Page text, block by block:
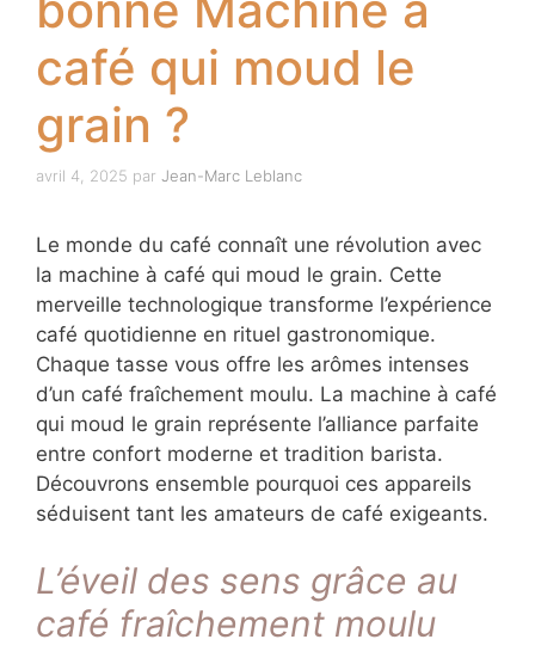
café qui moud le
grain ?
avril 4, 2025 par Jean-Marc Leblanc
Le monde du café connaît une révolution avec
la machine à café qui moud le grain. Cette
merveille technologique transforme l’expérience
café quotidienne en rituel gastronomique.
Chaque tasse vous offre les arômes intenses
d’un café fraîchement moulu. La machine à café
qui moud le grain représente l’alliance parfaite
entre confort moderne et tradition barista.
Découvrons ensemble pourquoi ces appareils
séduisent tant les amateurs de café exigeants.
L’éveil des sens grâce au
café fraîchement moulu